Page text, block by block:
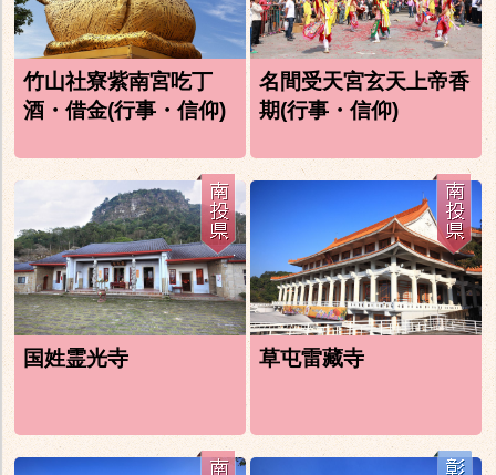
竹山社寮紫南宮吃丁
酒・借金(行事・信仰)
名間受天宮玄天上帝香
期(行事・信仰)
国姓霊光寺 草屯雷藏寺